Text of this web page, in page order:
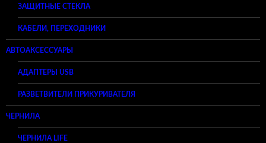
ЗАЩИТНЫЕ СТЕКЛА
КАБЕЛИ, ПЕРЕХОДНИКИ
АВТОАКСЕССУАРЫ
АДАПТЕРЫ USB
РАЗВЕТВИТЕЛИ ПРИКУРИВАТЕЛЯ
ЧЕРНИЛА
ЧЕРНИЛА LIFE